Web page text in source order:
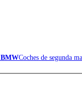
BMWCoches de segunda